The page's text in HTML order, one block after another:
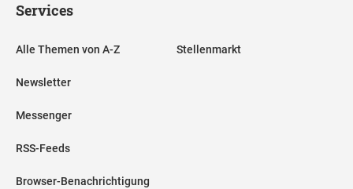
Services
Alle Themen von A-Z
Newsletter
Messenger
RSS-Feeds
Browser-Benachrichtigung
Stellenmarkt